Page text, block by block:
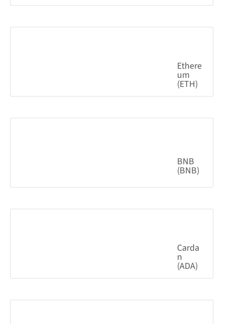
$64,885.42 0.84%
Ethere
um
(ETH)
$1,914.32 0.58%
BNB
(BNB)
$592.36 0.11%
Carda
n
(ADA)
$0.200925 1.74%